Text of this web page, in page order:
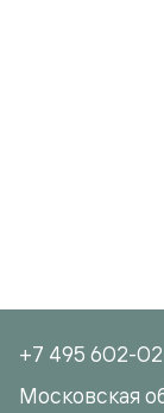
+7 495 602-
Московская